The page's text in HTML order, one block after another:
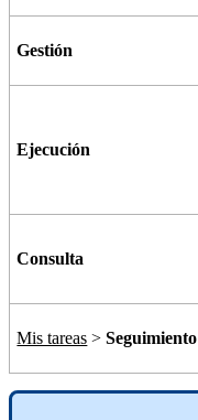
Gestión
Ejecución
Consulta
Mis tareas >Seguimiento